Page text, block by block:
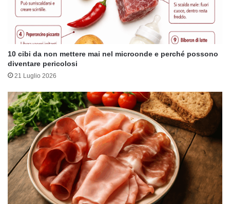
10 cibi da non mettere mai nel microonde e perché possono
diventare pericolosi
21 Luglio 2026